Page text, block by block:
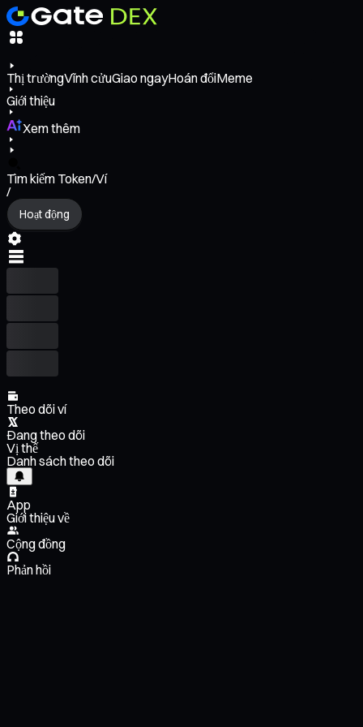
Thị trườngVĩnh cửuGiao ngayHoán đổiMeme
Giới thiệu
Xem thêm
Tìm kiếm Token/Ví
/
Hoạt động
Theo dõi ví
Đang theo dõi
Vị thế
Danh sách theo dõi
App
Giới thiệu về
Cộng đồng
Phản hồi